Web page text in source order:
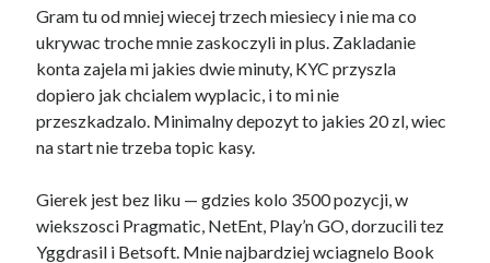
Gram tu od mniej wiecej trzech miesiecy i nie ma co
ukrywac troche mnie zaskoczyli in plus. Zakladanie
konta zajela mi jakies dwie minuty, KYC przyszla
dopiero jak chcialem wyplacic, i to mi nie
przeszkadzalo. Minimalny depozyt to jakies 20 zl, wiec
na start nie trzeba topic kasy.
Gierek jest bez liku — gdzies kolo 3500 pozycji, w
wiekszosci Pragmatic, NetEnt, Play’n GO, dorzucili tez
Yggdrasil i Betsoft. Mnie najbardziej wciagnelo Book